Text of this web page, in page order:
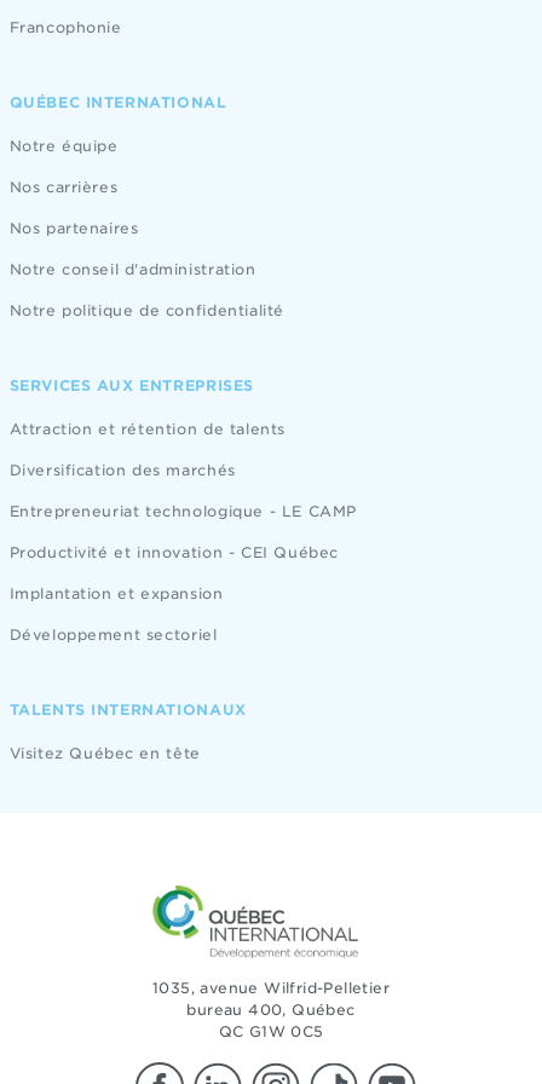
Francophonie
QUÉBEC INTERNATIONAL
Notre équipe
Nos carrières
Nos partenaires
Notre conseil d'administration
Notre politique de confidentialité
SERVICES AUX ENTREPRISES
Attraction et rétention de talents
Diversification des marchés
Entrepreneuriat technologique - LE CAMP
Productivité et innovation - CEI Québec
Implantation et expansion
Développement sectoriel
TALENTS INTERNATIONAUX
Visitez Québec en tête
1035, avenue Wilfrid-Pelletier
bureau 400, Québec
QC G1W 0C5